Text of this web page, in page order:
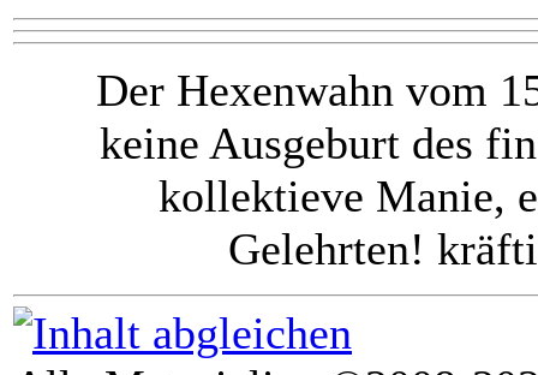
Der Hexenwahn vom
keine Ausgeburt des
kollektieve Manie,
Gelehrten!